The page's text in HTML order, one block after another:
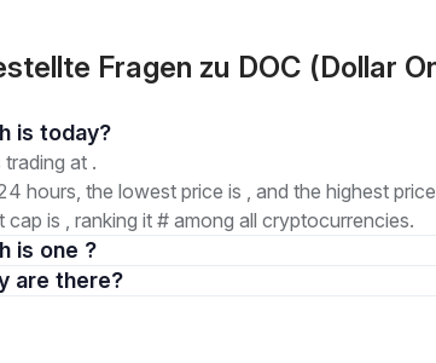
Fragen zu DOC (Dollar
1. How much is today?
at .
hours, the lowest price is , and the highest
cap is , ranking it # among all cryptocurrencies.
is one ?
3. How many are there?